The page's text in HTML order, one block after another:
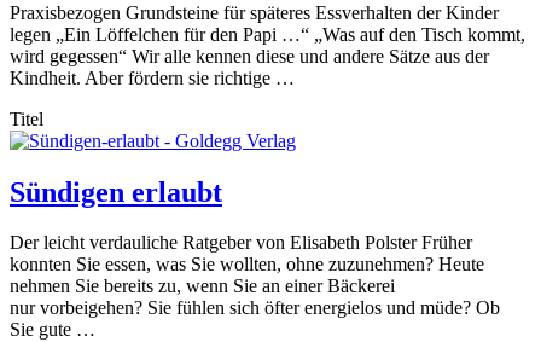
Praxisbezogen Grundsteine für späteres Essverhalten der Kinder
legen „Ein Löffelchen für den Papi …“ „Was auf den Tisch kommt,
wird gegessen“ Wir alle kennen diese und andere Sätze aus der
Kindheit. Aber fördern sie richtige …
Titel
Sündigen erlaubt
Der leicht verdauliche Ratgeber von Elisabeth Polster Früher
konnten Sie essen, was Sie wollten, ohne zuzunehmen? Heute
nehmen Sie bereits zu, wenn Sie an einer Bäckerei
nur vorbeigehen? Sie fühlen sich öfter energielos und müde? Ob
Sie gute …